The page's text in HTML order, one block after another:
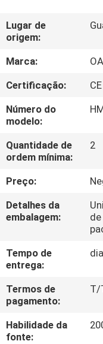
EXCURSÃO
DA
FÁBRICA
CONTROLE
DA
QUALIDADE
CONTACTE-
NOS
UMAS
Lugar de
origem:
Marca:
Certificação:
CE
Número do
modelo:
Quantidade de
ordem mínima:
2
Preço:
Detalhes da
embalagem:
Tempo de
entrega:
Termos de
pagamento:
T/
Habilidade da
fonte: